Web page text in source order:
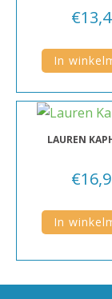
€
In
LAUREN
€
In